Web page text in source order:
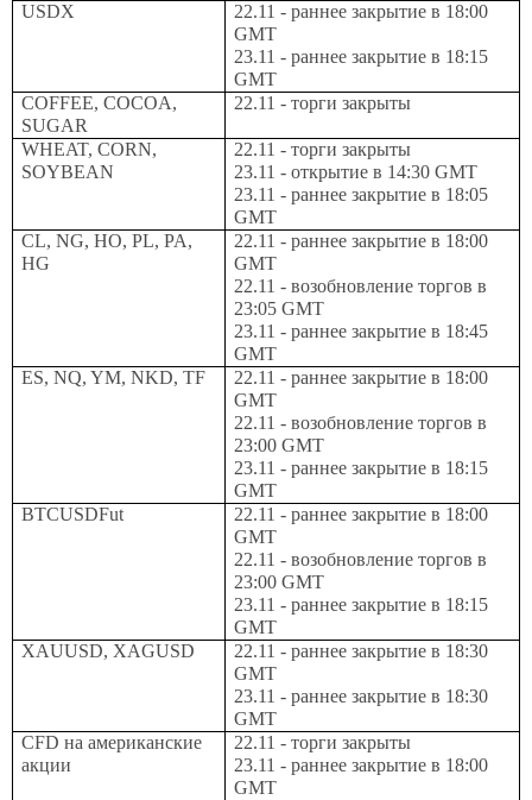
USDX
22.11 -раннее закрытие в 18:00
GMT
23.11 - раннее закрытие в 18:15
GMT
COFFEE, COCOA,
SUGAR
22.11 - торги закрыты
WHEAT, CORN,
SOYBEAN
22.11 - торги закрыты
23.11 - открытие в 14:30GMT
23.11 - раннее закрытие в 18:05
GMT
CL, NG, HO, PL, PA,
HG
22.11 - раннее закрытие в 18:00
GMT
22.11 - возобновление торгов в
23:05 GMT
23.11 - раннее закрытие в 18:45
GMT
ES, NQ, YM, NKD, TF
22.11 - раннее закрытие в 18:00
GMT
22.11 - возобновление торгов в
23:00 GMT
23.11 - раннее закрытие в 18:15
GMT
BTCUSDFut
22.11 - раннее закрытие в 18:00
GMT
22.11 - возобновление торгов в
23:00 GMT
23.11 - раннее закрытие в 18:15
GMT
XAUUSD, XAGUSD
22.11 - раннее закрытие в 18:30
GMT
23.11 - раннее закрытие в 18:30
GMT
CFD на американские
акции
22.11 - торги закрыты
23.11 - раннее закрытие в 18:00
GMT